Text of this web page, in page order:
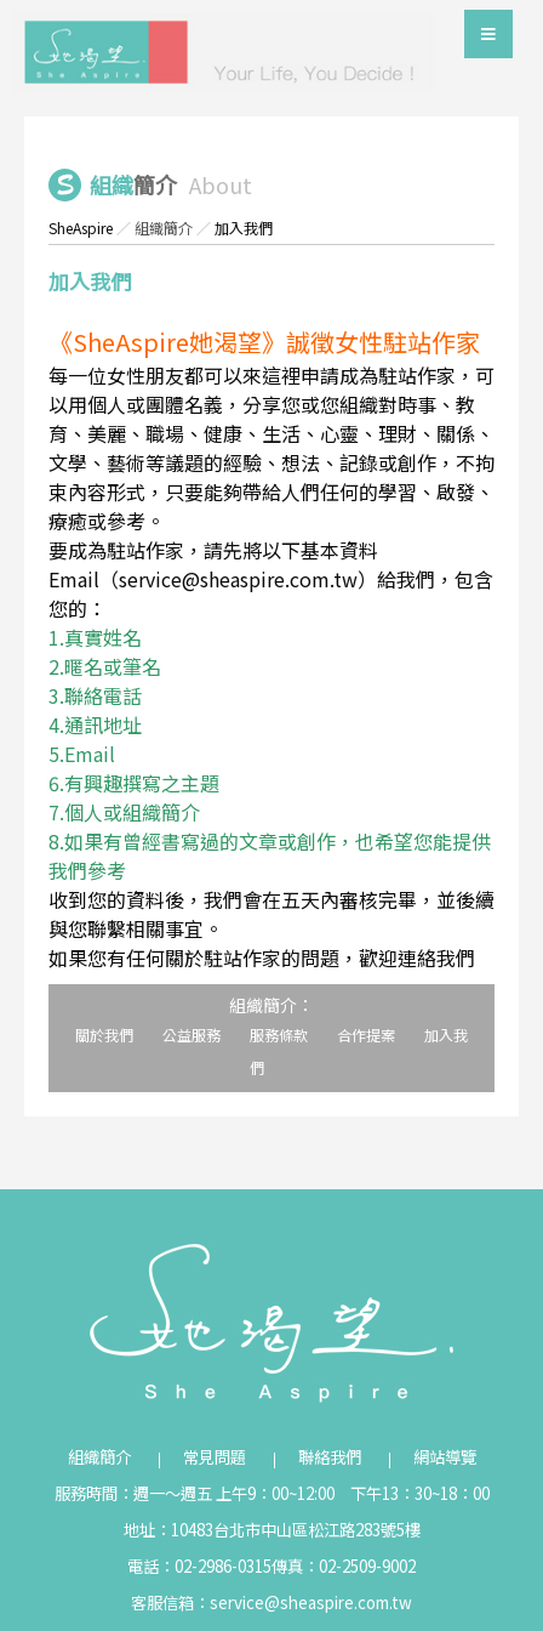
組織簡介 About
SheAspire ／組織簡介 ／加入我們
加入我們
《SheAspire她渴望》誠徵女性駐站作家
每一位女性朋友都可以來這裡申請成為駐站作家，可
以用個人或團體名義，分享您或您組織對時事、教
育、美麗、職場、健康、生活、心靈、理財、關係、
文學、藝術等議題的經驗、想法、記錄或創作，不拘
束內容形式，只要能夠帶給人們任何的學習、啟發、
療癒或參考。
要成為駐站作家，請先將以下基本資料
Email（service@sheaspire.com.tw）給我們，包含
您的：
1.真實姓名
2.暱名或筆名
3.聯絡電話
4.通訊地址
5.Email
6.有興趣撰寫之主題
7.個人或組織簡介
8.如果有曾經書寫過的文章或創作，也希望您能提供
我們參考
收到您的資料後，我們會在五天內審核完畢，並後續
與您聯繫相關事宜。
如果您有任何關於駐站作家的問題，歡迎連絡我們
組織簡介：
關於我們 公益服務 服務條款 合作提案
加入我
們
組織簡介 常見問題 聯絡我們
網站導覽
服務時間：週一～週五 上午9：00~12:00 下午13：30~18：00
地址：10483台北市中山區松江路283號5樓
電話：02-2986-0315傳真：02-2509-9002
客服信箱： service@sheaspire.com.tw